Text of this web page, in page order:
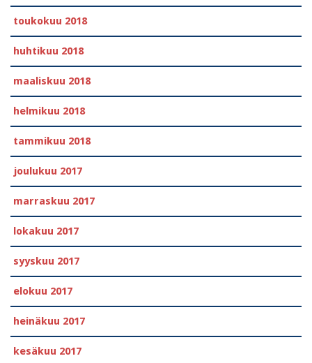
toukokuu 2018
huhtikuu 2018
maaliskuu 2018
helmikuu 2018
tammikuu 2018
joulukuu 2017
marraskuu 2017
lokakuu 2017
syyskuu 2017
elokuu 2017
heinäkuu 2017
kesäkuu 2017